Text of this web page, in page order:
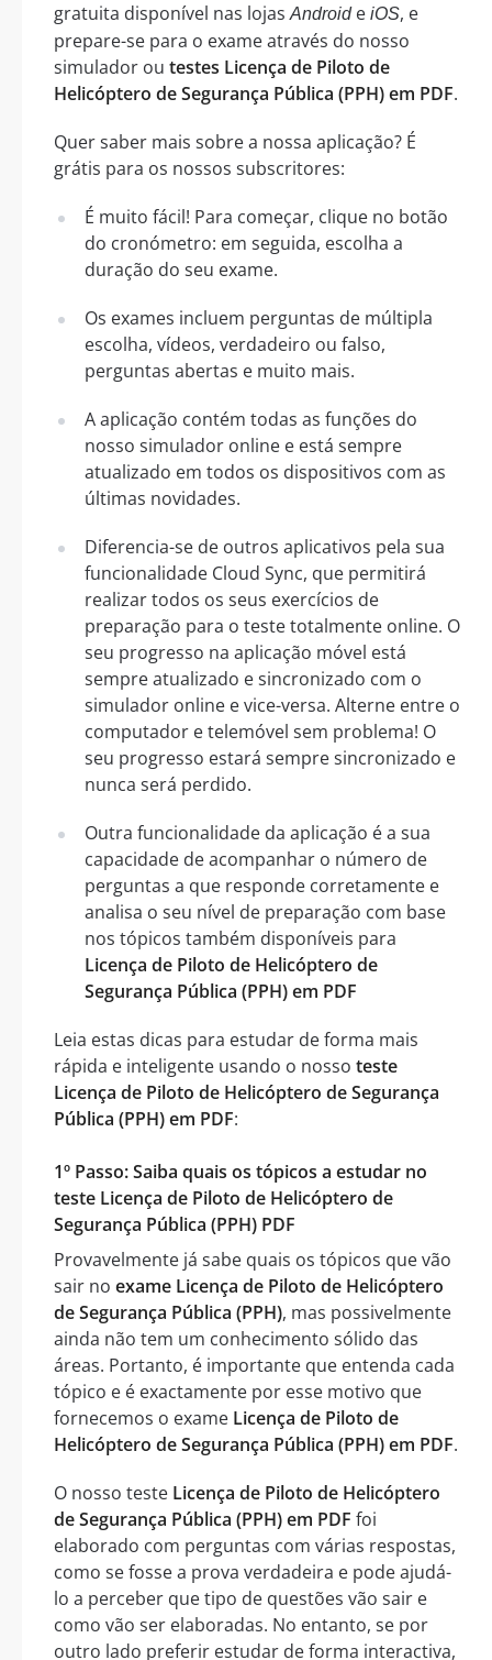
gratuita disponível nas lojasAndroide iOS, e
prepare-se para o exame através do nosso
simulador ou testes Licença de Piloto de
Helicóptero de Segurança Pública (PPH) em PDF.
Quer saber mais sobre a nossa aplicação? É
grátis para os nossos subscritores:
É muito fácil! Para começar, clique no botão
do cronómetro: em seguida, escolha a
duração do seu exame.
Os exames incluem perguntas de múltipla
escolha, vídeos, verdadeiro ou falso,
perguntas abertas e muito mais.
A aplicação contém todas as funções do
nosso simulador online e está sempre
atualizado em todos os dispositivos com as
últimas novidades.
Diferencia-se de outros aplicativos pela sua
funcionalidade Cloud Sync, que permitirá
realizar todos os seus exercícios de
preparação para o teste totalmente online. O
seu progresso na aplicação móvel está
sempre atualizado e sincronizado com o
simulador online e vice-versa. Alterne entre o
computador e telemóvel sem problema! O
seu progresso estará sempre sincronizado e
nunca será perdido.
Outra funcionalidade da aplicação é a sua
capacidade de acompanhar o número de
perguntas a que responde corretamente e
analisa o seu nível de preparação com base
nos tópicos também disponíveis para
Licença de Piloto de Helicóptero de
Segurança Pública (PPH) em PDF
Leia estas dicas para estudar de forma mais
rápida e inteligente usando o nosso teste
Licença de Piloto de Helicóptero de Segurança
Pública (PPH) em PDF:
1º Passo: Saiba quais os tópicos a estudar no
teste Licença de Piloto de Helicóptero de
Segurança Pública (PPH) PDF
Provavelmente já sabe quais os tópicos que vão
sair no exame Licença de Piloto de Helicóptero
de Segurança Pública (PPH), mas possivelmente
ainda não tem um conhecimento sólido das
áreas. Portanto, é importante que entenda cada
tópico e é exactamente por esse motivo que
fornecemos o exame Licença de Piloto de
Helicóptero de Segurança Pública (PPH) em PDF.
O nosso teste Licença de Piloto de Helicóptero
de Segurança Pública (PPH) em PDF foi
elaborado com perguntas com várias respostas,
como se fosse a prova verdadeira e pode ajudá-
lo a perceber que tipo de questões vão sair e
como vão ser elaboradas. No entanto, se por
outro lado preferir estudar de forma interactiva,